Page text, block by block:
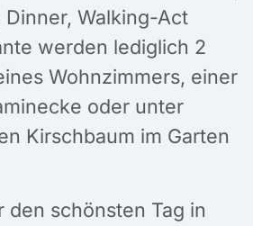
Walking-Act
werden lediglich 2
Wohnzimmers, einer
oder unter
Kirschbaum im Garten
den schönsten Tag in